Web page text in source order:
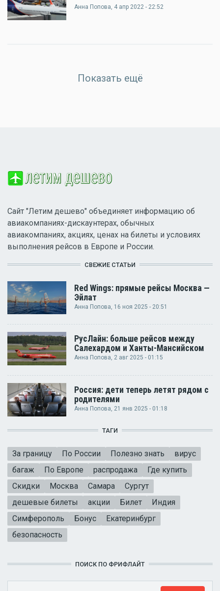
Анна Попова, 4 апр 2022 - 22:52
Показать ещё
Сайт "Летим дешево" объединяет информацию об
авиакомпаниях-дискаунтерах, обычных
авиакомпаниях, акциях, ценах на билеты и условиях
выполнения рейсов в Европе и России.
СВЕЖИЕ СТАТЬИ
Red Wings: прямые рейсы Москва —
Эйлат
Анна Попова, 16 ноя 2025 - 20:51
РусЛайн: больше рейсов между
Салехардом и Ханты-Мансийском
Анна Попова, 2 авг 2025 - 01:15
Россия: дети теперь летят рядом с
родителями
Анна Попова, 21 янв 2025 - 01:18
ТАГИ
За границу По России Полезно знать
вирус
багаж
По Европе распродажа
Где купить
Скидки
Москва Самара
Сургут
дешевые билеты
акции Билет
Индия
Симферополь
Бонус
Екатеринбург
безопасность
ПОИСК ПО ФРИФЛАЙТ